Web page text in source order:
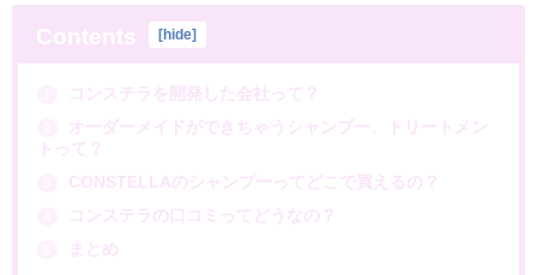
Contents [hide]
コンステラを開発した会社って？
オーダーメイドができちゃうシャンプー、トリートメン
トって？
CONSTELLAのシャンプーってどこで買えるの？
コンステラの口コミってどうなの？
まとめ